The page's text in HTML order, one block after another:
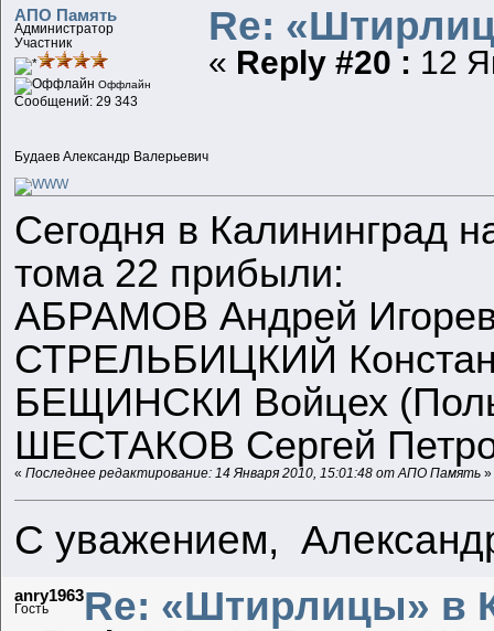
АПО Память
Администратор
Участник
Оффлайн
Сообщений: 29 343
Будаев Александр Валерьевич
Re:
« Reply #20 : 12
Сегодня в Калининград
тома 22 прибыли:
АБРАМОВ Андрей
СТРЕЛЬБИЦКИЙ
БЕЩИНСКИ Войцех
ШЕСТАКОВ Сергей
« Последнее редактирование: 14 Января 2010, 15:01:48 от АПО Память»
С уважением,
anry1963
Гость Re: «Штирлицы» в